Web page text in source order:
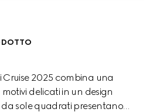
2025 combina una
delicati in un design
da sole quadrati presentano